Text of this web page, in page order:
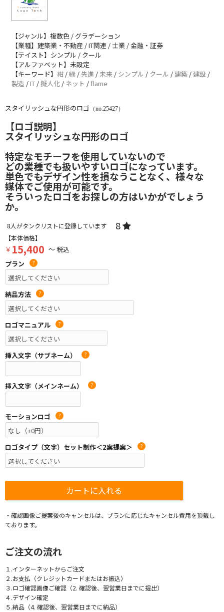
【ジャンル】複数色 / グラデーション
【業種】建築業・不動産 / IT関連 / 士業 / 金融・証券
【テイスト】シンプル / クール
【アルファベット】未設定
【キーワード】 紺/緑 / 先進 /未来 / シンプル / クール /建築 /建設 /
製造 /IT /擬人化 / ネット /flame
スタイリッシュな円形のロゴ （no.25427）
【ロゴ説明】
スタイリッシュな円形のロゴ
特定なモチーフを使用していないので
どの業種でも扱いやすいロゴになっています。
単色でもデザイン性を損なうことなく、様々な
媒体でご使用が可能です。
そういったロゴをお探しの方はいかがでしょう
か。
8人がタンクリストに登録しています 8
【本体価格】
￥ 15,400 ～ 税込
プラン
?
納品方法 ?
ロゴマニュアル ?
挿入文字（サブネーム） ?
挿入文字（メインネーム） ?
モーションロゴ ?
ロゴタイプ（文字）セット制作＜2案提案＞ ?
・確認画像ご提案後のキャンセルは、プランに応じたキャンセル費用を頂戴し
ております。
ご注文の流れ
１.インターネットからご注文
２.お支払（クレジットカードまたはお振込）
３.ロゴ確認画像ご確認（2. 確認後、翌営業日までに提出）
４.デザイン確定
５.納品（4. 確認後、翌営業日までに納品）